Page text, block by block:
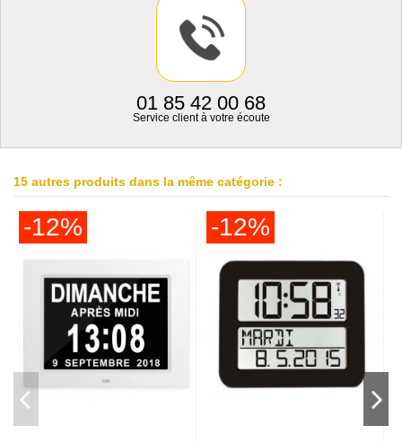
01 85 42 00 68
Service client à votre écoute
15 autres produits dans la même catégorie :
-12% -12%